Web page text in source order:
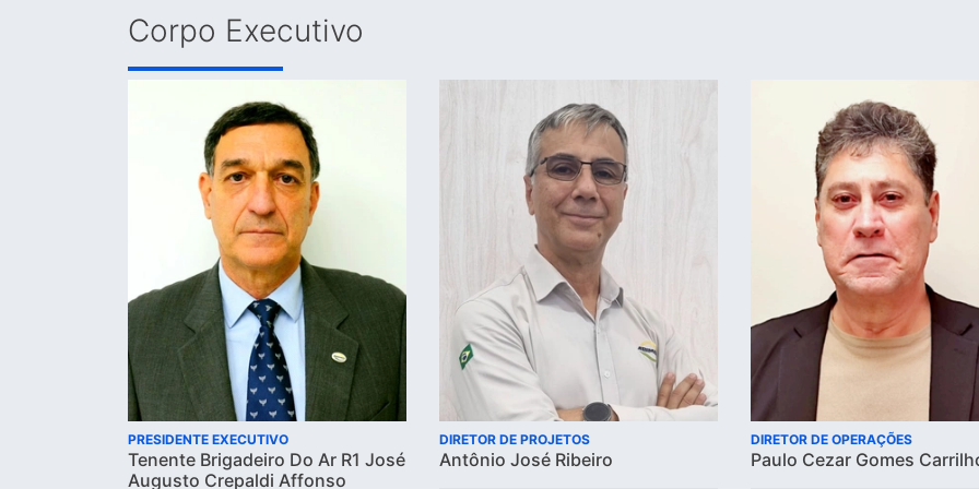
Corpo Executivo
PRESIDENTE EXECUTIVO
Tenente Brigadeiro Do Ar R1 José
Augusto Crepaldi Affonso
DIRETOR DE PROJETOS
Antônio José Ribeiro
DIRETOR DE OPERAÇÕES
Paulo Cezar Gomes